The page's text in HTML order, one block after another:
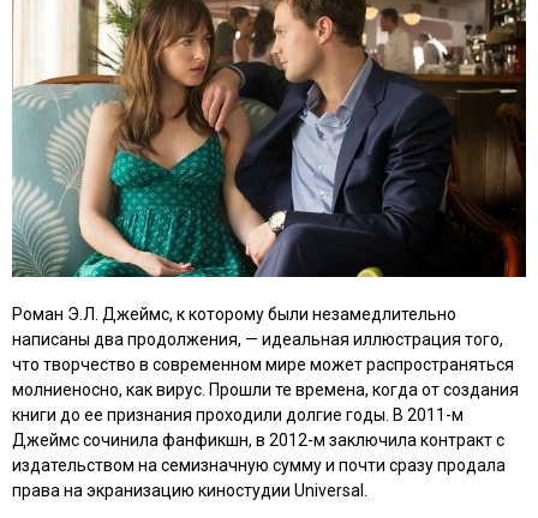
Роман Э.Л. Джеймс, к которому были незамедлительно
написаны два продолжения, — идеальная иллюстрация того,
что творчество в современном мире может распространяться
молниеносно, как вирус. Прошли те времена, когда от создания
книги до ее признания проходили долгие годы. В 2011-м
Джеймс сочинила фанфикшн, в 2012-м заключила контракт с
издательством на семизначную сумму и почти сразу продала
права на экранизацию киностудии Universal.